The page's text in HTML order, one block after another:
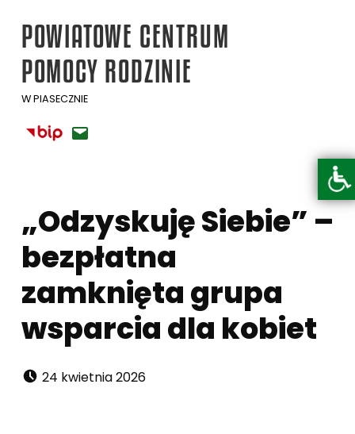
Otwórz pasek narzędzi
POWIATOWE CENTRUM
POMOCY RODZINIE
W PIASECZNIE
BIP E-mail
„Odzyskuję Siebie” –
bezpłatna
zamknięta grupa
wsparcia dla kobiet
Dodano:
24 kwietnia 2026